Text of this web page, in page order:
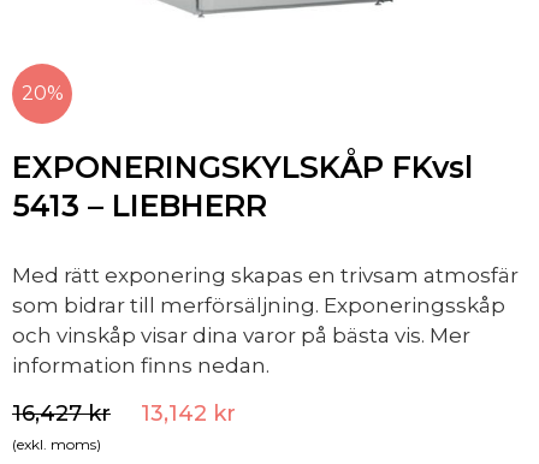
20%
EXPONERINGSKYLSKÅP FKvsl
5413 – LIEBHERR
Med rätt exponering skapas en trivsam atmosfär
som bidrar till merförsäljning. Exponeringsskåp
och vinskåp visar dina varor på bästa vis. Mer
information finns nedan.
16,427kr 13,142 kr
(exkl. moms)